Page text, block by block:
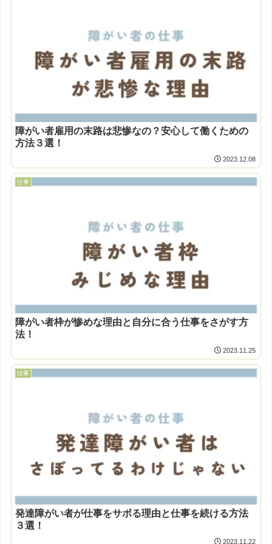
障がい者雇用の末路は悲惨なの？安心して働くための
方法３選！
2023.12.08
仕事
障がい者枠が惨めな理由と自分に合う仕事をさがす方
法！
2023.11.25
仕事
発達障がい者が仕事をサボる理由と仕事を続ける方法
３選！
2023.11.22